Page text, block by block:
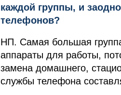
каждой группы, и
телефонов?
НП. Самая большая
аппараты для работы,
замена домашнего,
службы телефона